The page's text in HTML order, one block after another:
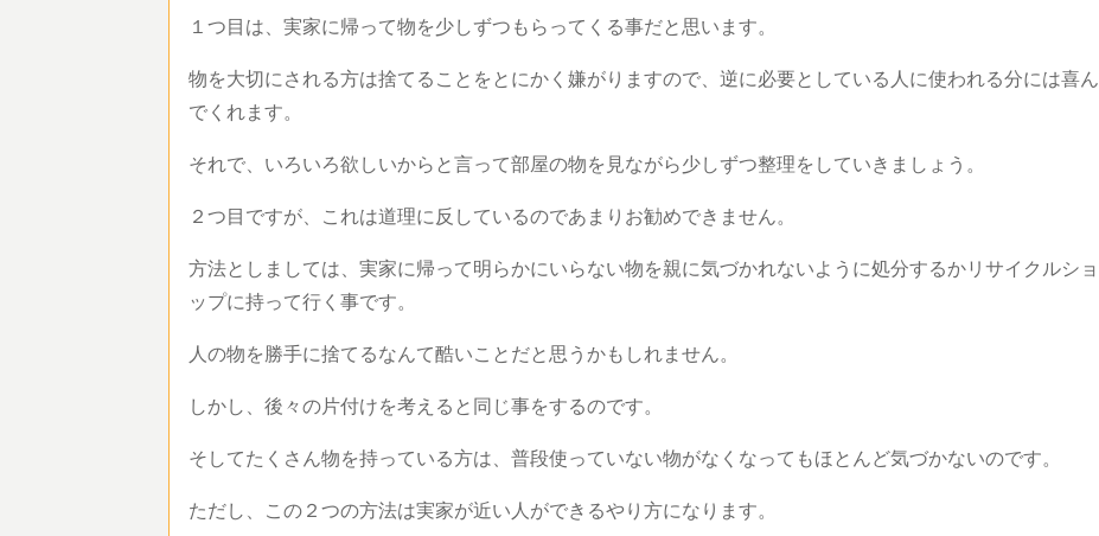
１つ目は、実家に帰って物を少しずつもらってくる事だと思います。
物を大切にされる方は捨てることをとにかく嫌がりますので、逆に必要としている人に使われる分には喜ん
でくれます。
それで、いろいろ欲しいからと言って部屋の物を見ながら少しずつ整理をしていきましょう。
２つ目ですが、これは道理に反しているのであまりお勧めできません。
方法としましては、実家に帰って明らかにいらない物を親に気づかれないように処分するかリサイクルショ
ップに持って行く事です。
人の物を勝手に捨てるなんて酷いことだと思うかもしれません。
しかし、後々の片付けを考えると同じ事をするのです。
そしてたくさん物を持っている方は、普段使っていない物がなくなってもほとんど気づかないのです。
ただし、この２つの方法は実家が近い人ができるやり方になります。